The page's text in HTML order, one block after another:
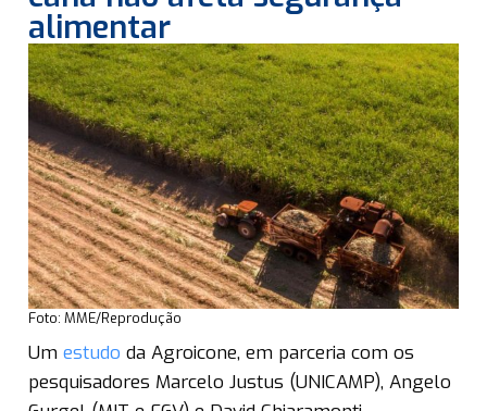
alimentar
Foto: MME/Reprodução
Um estudo da Agroicone, em parceria com os
pesquisadores Marcelo Justus (UNICAMP), Angelo